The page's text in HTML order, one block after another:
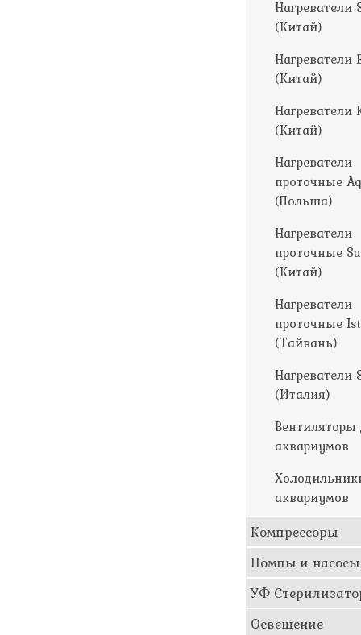
Нагреватели
(Китай)
Нагреватели
(Китай)
Нагреватели
(Китай)
Нагреватели
проточные
(Польша)
Нагреватели
проточные
(Китай)
Нагреватели
проточные
(Тайвань)
Нагреватели
(Италия)
Вентиляторы
аквариумов
аквариумов
Компрессоры
Помпы и насосы
УФ
Освещение